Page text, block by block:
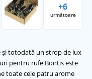
+6
următoare
și totodată un strop de lux
pentru rufe Bontis este
toate cele patru arome